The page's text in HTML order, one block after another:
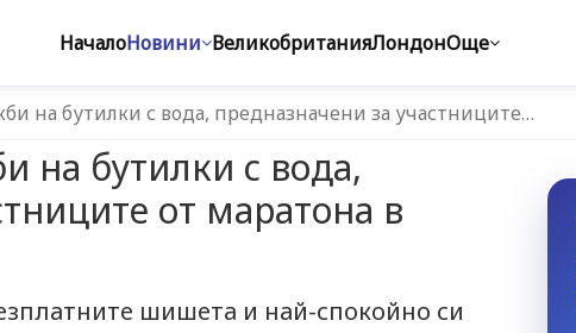
НачалоНовини ВеликобританияЛондонОще
на бутилки с вода, предназначени за участниците…
на бутилки с вода,
от маратона в
шишета и най-спокойно си